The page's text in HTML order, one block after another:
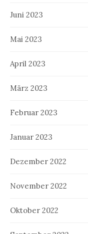
Juni 2023
Mai 2023
April 2023
März 2023
Februar 2023
Januar 2023
Dezember 2022
November 2022
Oktober 2022